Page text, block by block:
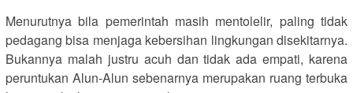
Menurutnya bila pemerintah masih mentolelir, paling tidak
pedagang bisa menjaga kebersihan lingkungan disekitarnya.
Bukannya malah justru acuh dan tidak ada empati, karena
peruntukan Alun-Alun sebenarnya merupakan ruang terbuka